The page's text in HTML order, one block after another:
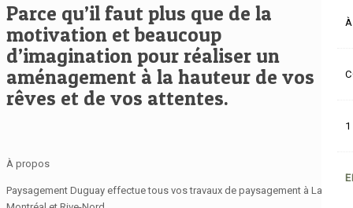
Parce qu’il faut plus que de la
motivation et beaucoup
d’imagination pour réaliser un
aménagement à la hauteur de vos
rêves et de vos attentes.
À propos
Paysagement Duguay effectue tous vos travaux de paysagement à Laval,